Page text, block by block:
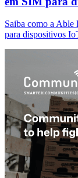
Saiba como a Able
para dispositivos